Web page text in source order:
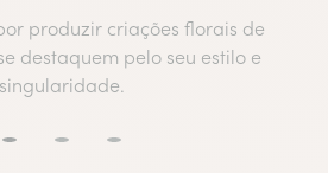
produzir criações florais de
destaquem pelo seu estilo e
singularidade.